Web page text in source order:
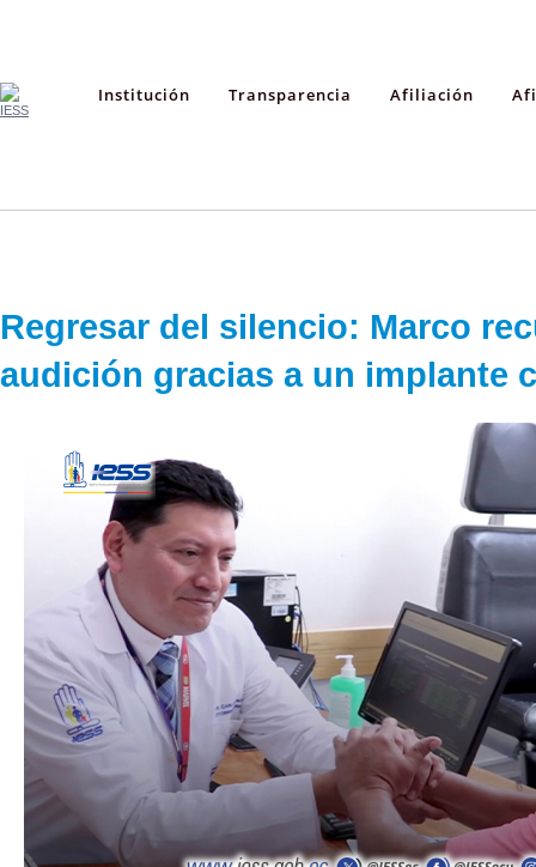
Institución Transparencia Afiliación
Regresar del silencio: Marco
audición gracias a un implante